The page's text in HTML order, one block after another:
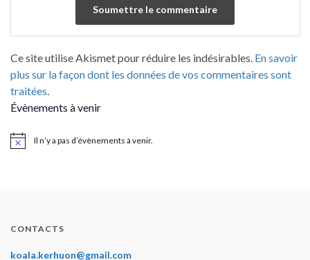
Ce site utilise Akismet pour réduire les indésirables. En savoir
plus sur la façon dont les données de vos commentaires sont
traitées.
Évènements à venir
NoticeIl n’y a pas d’évènements à venir.
CONTACTS
koala.kerhuon@gmail.com